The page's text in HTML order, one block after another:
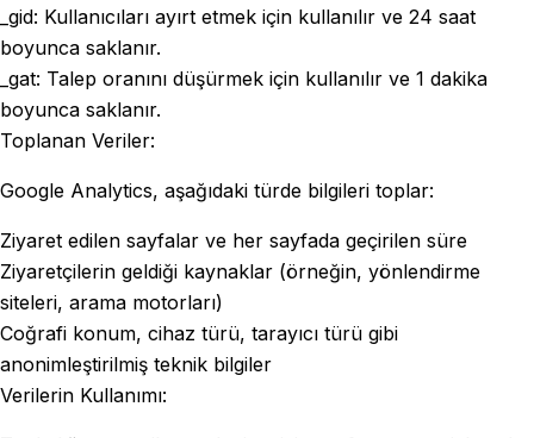
_gid: Kullanıcıları ayırt etmek için kullanılır ve 24 saat
boyunca saklanır.
_gat: Talep oranını düşürmek için kullanılır ve 1 dakika
boyunca saklanır.
Toplanan Veriler:
Google Analytics, aşağıdaki türde bilgileri toplar:
Ziyaret edilen sayfalar ve her sayfada geçirilen süre
Ziyaretçilerin geldiği kaynaklar (örneğin, yönlendirme
siteleri, arama motorları)
Coğrafi konum, cihaz türü, tarayıcı türü gibi
anonimleştirilmiş teknik bilgiler
Verilerin Kullanımı: